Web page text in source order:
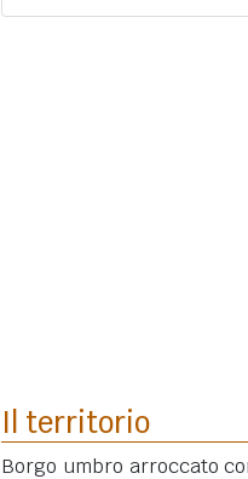
Il territorio
Borgo umbro arroccato